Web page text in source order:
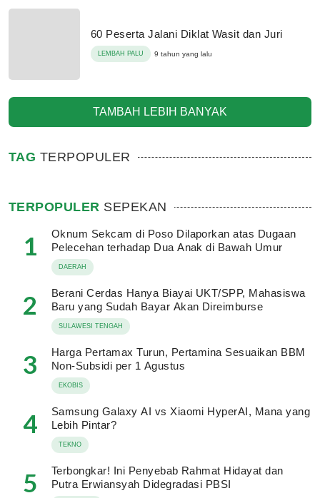
60 Peserta Jalani Diklat Wasit dan Juri
LEMBAH PALU 9 tahun yang lalu
TAMBAH LEBIH BANYAK
TAG TERPOPULER
TERPOPULER SEPEKAN
1
Oknum Sekcam di Poso Dilaporkan atas Dugaan
Pelecehan terhadap Dua Anak di Bawah Umur
DAERAH
2
Berani Cerdas Hanya Biayai UKT/SPP, Mahasiswa
Baru yang Sudah Bayar Akan Direimburse
SULAWESI TENGAH
3
Harga Pertamax Turun, Pertamina Sesuaikan BBM
Non-Subsidi per 1 Agustus
EKOBIS
4
Samsung Galaxy AI vs Xiaomi HyperAI, Mana yang
Lebih Pintar?
TEKNO
5
Terbongkar! Ini Penyebab Rahmat Hidayat dan
Putra Erwiansyah Didegradasi PBSI